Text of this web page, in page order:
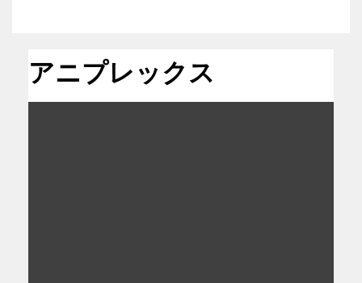
アニプレックス